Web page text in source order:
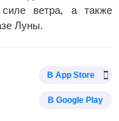
ветра, а также
Луны.
В App Store
В Google Play